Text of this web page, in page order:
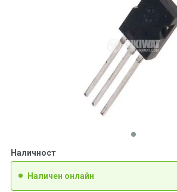
Наличност
Наличен онлайн